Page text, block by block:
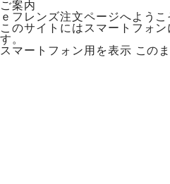
ご案内
ｅフレンズ注文ページへようこ
このサイトにはスマートフォ
す。
スマートフォン用を表示 この